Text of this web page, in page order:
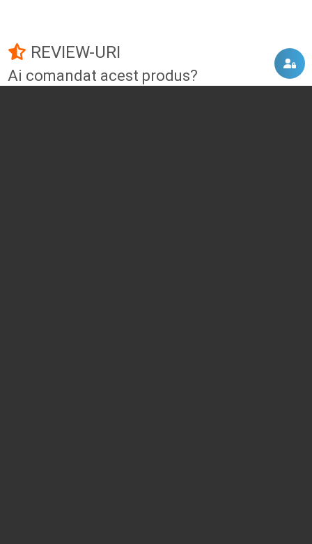
REVIEW-URI
Ai comandat acest produs?